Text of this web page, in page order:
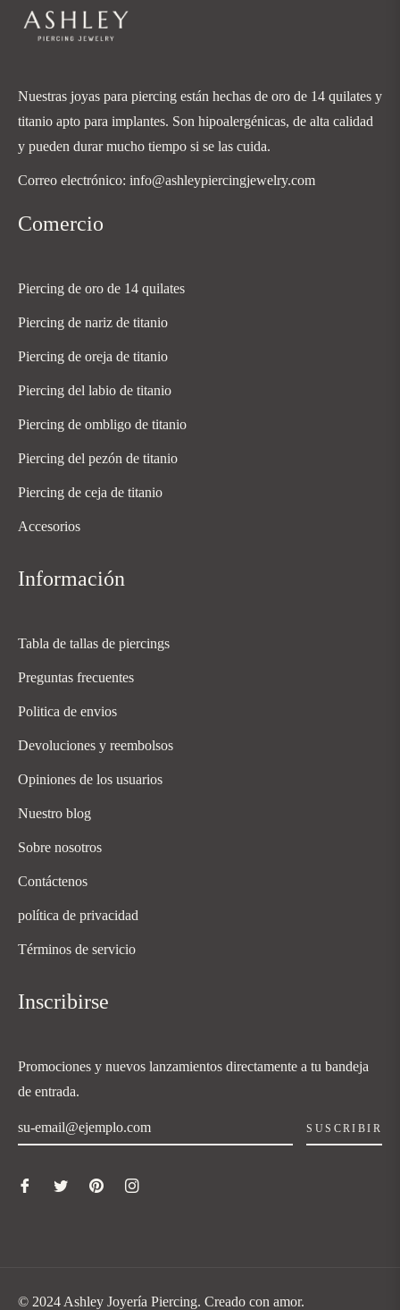
Nuestras joyas para piercing están hechas de oro de 14 quilates y
titanio apto para implantes. Son hipoalergénicas, de alta calidad
y pueden durar mucho tiempo si se las cuida.
Correo electrónico: info@ashleypiercingjewelry.com
Comercio
Piercing de oro de 14 quilates
Piercing de nariz de titanio
Piercing de oreja de titanio
Piercing del labio de titanio
Piercing de ombligo de titanio
Piercing del pezón de titanio
Piercing de ceja de titanio
Accesorios
Información
Tabla de tallas de piercings
Preguntas frecuentes
Politica de envios
Devoluciones y reembolsos
Opiniones de los usuarios
Nuestro blog
Sobre nosotros
Contáctenos
política de privacidad
Términos de servicio
Inscribirse
Promociones y nuevos lanzamientos directamente a tu bandeja
de entrada.
SUSCRIBIR
© 2024 Ashley Joyería Piercing. Creado con amor.